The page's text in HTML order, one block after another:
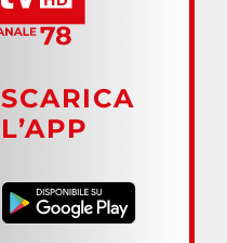
SCARICA
L’APP